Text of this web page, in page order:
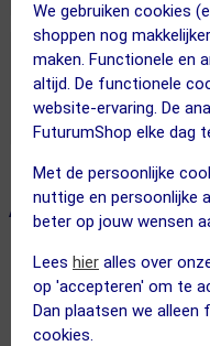
We gebruiken cookies
shoppen nog
maken. Functionele en
altijd. De functionele
website-ervaring. De
FuturumShop elke dag
Met de persoonlijke
nuttige en persoonlijke
beter op jouw wensen
Lees hier alles over
op 'accepteren' om te
Dan plaatsen we alleen
cookies.
ALTERNATIEVE
SUMMER SALE